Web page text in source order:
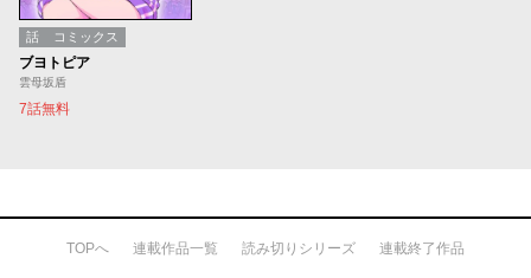
話 コミックス
ブヨトピア
雲母坂盾
7話無料
TOPへ 連載作品一覧 読み切りシリーズ 連載終了作品